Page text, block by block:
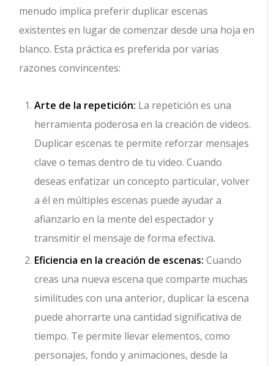
menudo implica preferir duplicar escenas
existentes en lugar de comenzar desde una hoja en
blanco. Esta práctica es preferida por varias
razones convincentes:
Arte de la repetición: La repetición es una
herramienta poderosa en la creación de videos.
Duplicar escenas te permite reforzar mensajes
clave o temas dentro de tu video. Cuando
deseas enfatizar un concepto particular, volver
a él en múltiples escenas puede ayudar a
afianzarlo en la mente del espectador y
transmitir el mensaje de forma efectiva.
Eficiencia en la creación de escenas: Cuando
creas una nueva escena que comparte muchas
similitudes con una anterior, duplicar la escena
puede ahorrarte una cantidad significativa de
tiempo. Te permite llevar elementos, como
personajes, fondo y animaciones, desde la